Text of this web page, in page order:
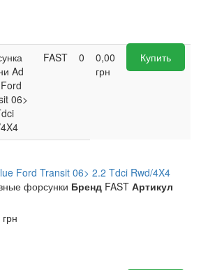
Ad
06>
FAST 0
0,00
грн
Купить
Ford Transit 06> 2.2 Tdci Rwd/4X4
форсунки Бренд FAST Артикул